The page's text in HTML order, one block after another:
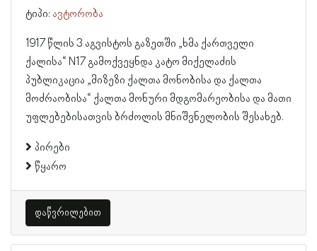
ტიპი: ავტორობა
1917 წლის 3 აგვისტოს გაზეთში „ხმა ქართველი
ქალისა“ N17 გამოქვეყნდა კატო მიქელაძის
პუბლიკაცია „მიზეზი ქალთა მონობისა და ქალთა
მოძრაობისა“ ქალთა მონური მდგომარეობისა და მათი
უფლებებისათვის ბრძოლის მნიშვნელობის შესახებ.
პირები
წყარო
დაწვრილებით